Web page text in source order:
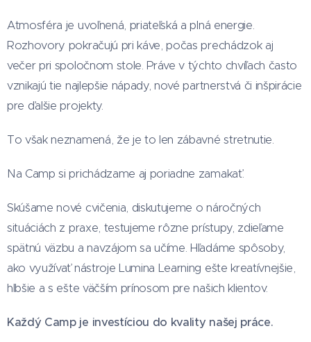
Atmosféra je uvoľnená, priateľská a plná energie.
Rozhovory pokračujú pri káve, počas prechádzok aj
večer pri spoločnom stole. Práve v týchto chvíľach často
vznikajú tie najlepšie nápady, nové partnerstvá či inšpirácie
pre ďalšie projekty.
To však neznamená, že je to len zábavné stretnutie.
Na Camp si prichádzame aj poriadne zamakať.
Skúšame nové cvičenia, diskutujeme o náročných
situáciách z praxe, testujeme rôzne prístupy, zdieľame
spätnú väzbu a navzájom sa učíme. Hľadáme spôsoby,
ako využívať nástroje Lumina Learning ešte kreatívnejšie,
hlbšie a s ešte väčším prínosom pre našich klientov.
Každý Camp je investíciou do kvality našej práce.